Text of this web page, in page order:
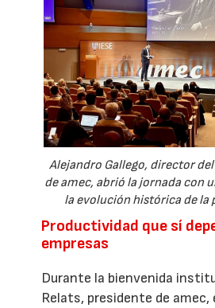
Alejandro Gallego, director
de amec, abrió la jornada con
la evolución histórica de la
Productividad que sí
empresas
Durante la bienvenida
Relats, presidente de amec,